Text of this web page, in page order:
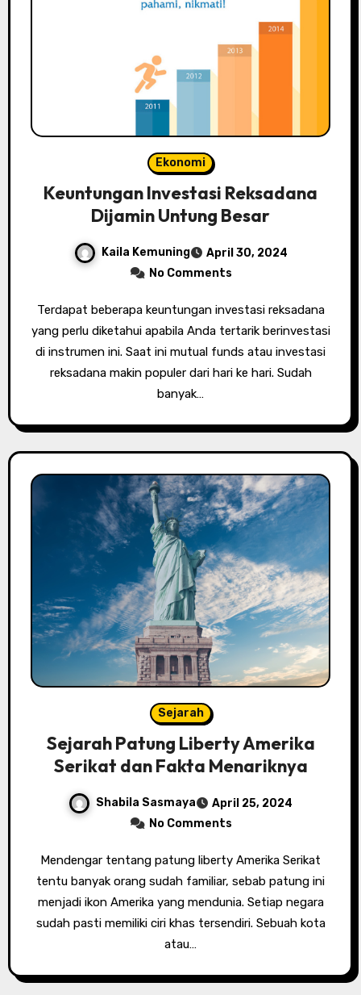
Ekonomi
Keuntungan Investasi Reksadana
Dijamin Untung Besar
Kaila Kemuning
April 30, 2024
No Comments
Terdapat beberapa keuntungan investasi reksadana
yang perlu diketahui apabila Anda tertarik berinvestasi
di instrumen ini. Saat ini mutual funds atau investasi
reksadana makin populer dari hari ke hari. Sudah
banyak…
Sejarah
Sejarah Patung Liberty Amerika
Serikat dan Fakta Menariknya
Shabila Sasmaya
April 25, 2024
No Comments
Mendengar tentang patung liberty Amerika Serikat
tentu banyak orang sudah familiar, sebab patung ini
menjadi ikon Amerika yang mendunia. Setiap negara
sudah pasti memiliki ciri khas tersendiri. Sebuah kota
atau…